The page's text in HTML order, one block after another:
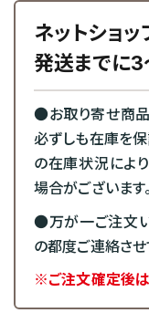
ネットショ
発送までに3
●お取り寄せ商品
必ずしも在庫を保
の在庫状況によ
場合がございます。
●万が一ご注文
の都度ご連絡させ
※ご注文確定後は